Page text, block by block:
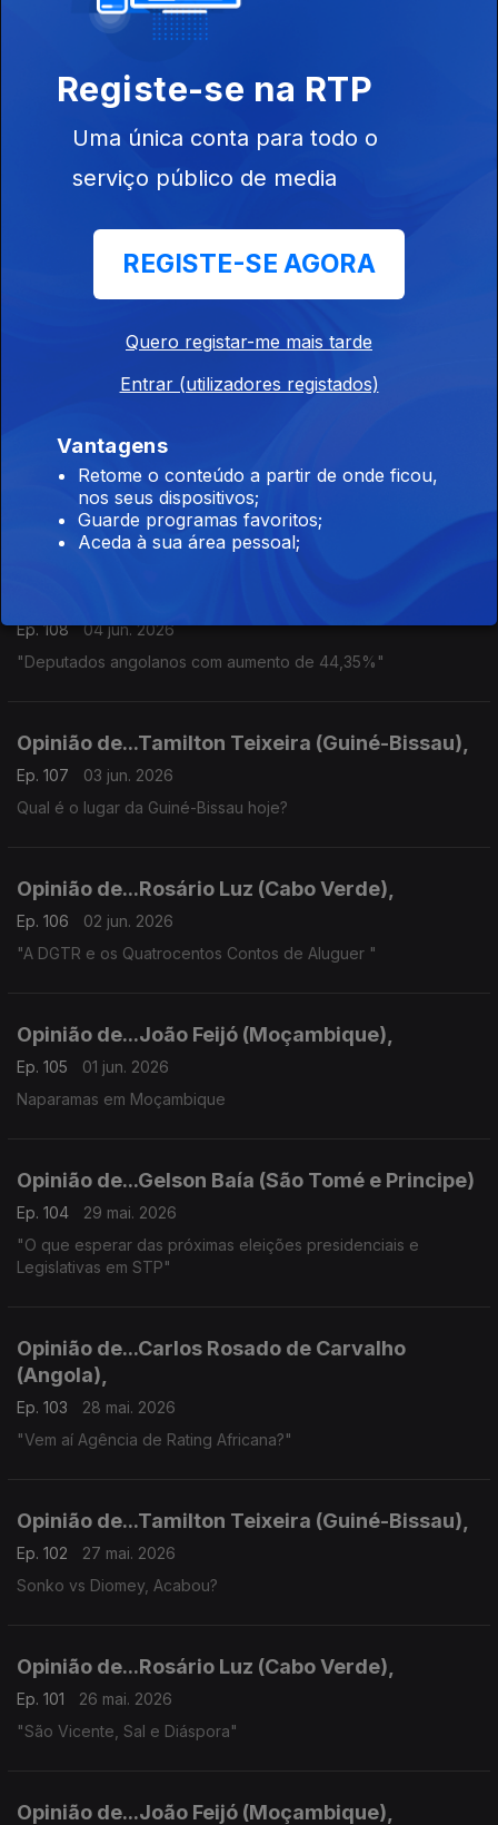
Como está Guiné-Bissau?
Opinião de...Rosário Luz (Cabo Verde),
09 jun. 2026
"A Presidência do MpD"
Opinião de...João Feijó (Moçambique),
Ep. 109
05 jun. 2026
"Cervejeira Rosema: uma telenovela jurídica e política sem
Ep. 108
04 jun. 2026
"Deputados angolanos com aumento de 44,35%"
Opinião de...Tamilton Teixeira (Guiné-Bissau),
Ep. 107
03 jun. 2026
Qual é o lugar da Guiné-Bissau hoje?
Opinião de...Rosário Luz (Cabo Verde),
Ep. 106
02 jun. 2026
"A DGTR e os Quatrocentos Contos de Aluguer "
Opinião de...João Feijó (Moçambique),
Ep. 105
01 jun. 2026
Naparamas em Moçambique
Opinião de...Gelson Baía (São Tomé e Principe)
Ep. 104
29 mai. 2026
"O que esperar das próximas eleições presidenciais e
Legislativas em STP"
Opinião de...Carlos Rosado de Carvalho
(Angola),
Ep. 103
28 mai. 2026
"Vem aí Agência de Rating Africana?"
Opinião de...Tamilton Teixeira (Guiné-Bissau),
Ep. 102
27 mai. 2026
Sonko vs Diomey, Acabou?
Opinião de...Rosário Luz (Cabo Verde),
Ep. 101
26 mai. 2026
"São Vicente, Sal e Diáspora"
Opinião de...João Feijó (Moçambique),
Registe-se na RTP
Uma única conta para todo o
serviço público de media
REGISTE-SE AGORA
Quero registar-me mais tarde
Entrar (utilizadores registados)
Vantagens
Retome o conteúdo a partir de onde ficou,
nos seus dispositivos;
Guarde programas favoritos;
Aceda à sua área pessoal;